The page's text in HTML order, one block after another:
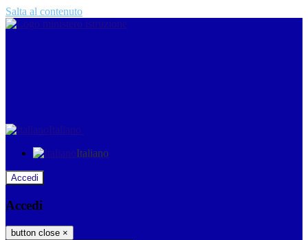
Salta al contenuto
Italiano
Italiano
Accedi
Accedi
button close ×